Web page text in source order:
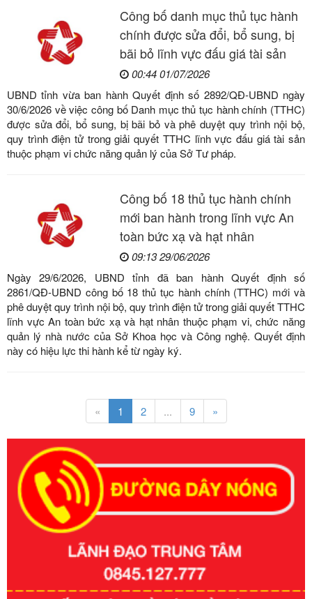
Công bố danh mục thủ tục hành
chính được sửa đổi, bổ sung, bị
bãi bỏ lĩnh vực đấu giá tài sản
00:44 01/07/2026
UBND tỉnh vừa ban hành Quyết định số 2892/QĐ-UBND ngày
30/6/2026 về việc công bố Danh mục thủ tục hành chính (TTHC)
được sửa đổi, bổ sung, bị bãi bỏ và phê duyệt quy trình nội bộ,
quy trình điện tử trong giải quyết TTHC lĩnh vực đấu giá tài sản
thuộc phạm vi chức năng quản lý của Sở Tư pháp.
Công bố 18 thủ tục hành chính
mới ban hành trong lĩnh vực An
toàn bức xạ và hạt nhân
09:13 29/06/2026
Ngày 29/6/2026, UBND tỉnh đã ban hành Quyết định số
2861/QĐ-UBND công bố 18 thủ tục hành chính (TTHC) mới và
phê duyệt quy trình nội bộ, quy trình điện tử trong giải quyết TTHC
lĩnh vực An toàn bức xạ và hạt nhân thuộc phạm vi, chức năng
quản lý nhà nước của Sở Khoa học và Công nghệ. Quyết định
này có hiệu lực thi hành kể từ ngày ký.
« 1 2 ... 9 »